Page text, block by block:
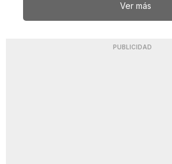
Ver más
PUBLICIDAD